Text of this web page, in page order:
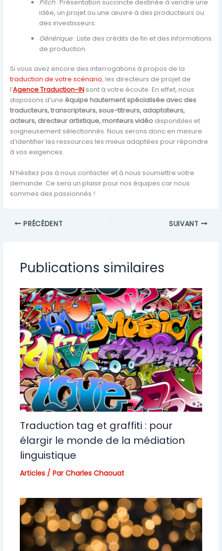
Pitch: Présentation succincte destinée à vendre une
idée, un projet ou une œuvre à des producteurs ou
des investisseurs.
Générique: Liste des crédits de fin et des informations
de production.
Si vous avez encore des interrogations à propos de la
traduction de votre scénario, les directeurs de projet de
l’Agence Traduction-IN sont à votre écoute. En effet, nous
disposons d’une équipe hautement spécialisée avec des
traducteurs, transcripteurs, sous-titreurs, adaptateurs,
acteurs, directeur artistique, monteurs vidéo disponibles et
soigneusement sélectionnés. Nous serons donc en mesure
d’identifier les ressources les mieux adaptées pour répondre
à vos exigences.
N’hésitez pas à nous contacter et à nous soumettre votre
demande. Ce sera un plaisir pour nos équipes car nous
sommes des passionnés !
PRÉCÉDENT SUIVANT
Publications similaires
Traduction tag et graffiti : pour
élargir le monde de la médiation
linguistique
Articles/ Par Charles Chaouat